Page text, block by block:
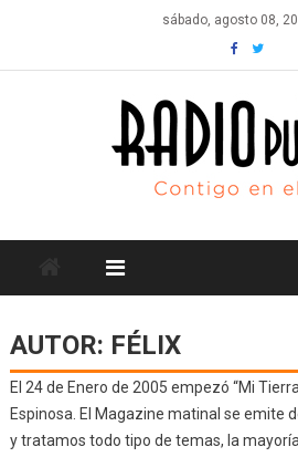
content
sábado, agosto 08,
AUTOR: FÉLIX
El 24 de Enero de 2005 empezó “Mi
Espinosa. El Magazine matinal se emite
y tratamos todo tipo de temas, la